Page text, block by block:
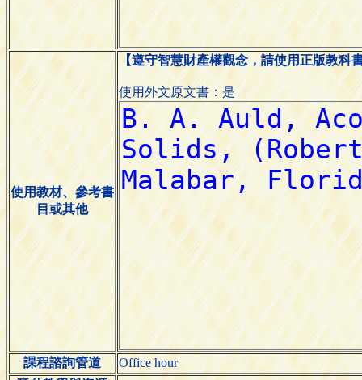
使用教材、參考書
目或其他
【遵守智慧財產權觀念，請使用正版教科
使用外文原文書：是
課程諮詢管道
Office hour